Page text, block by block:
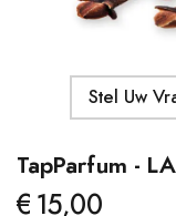
Stel Uw
TapParfum -
€15,00